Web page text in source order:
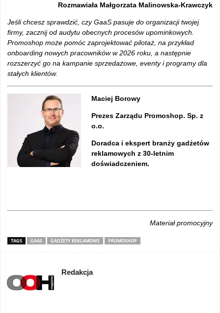
Rozmawiała Małgorzata Malinowska-Krawczyk
Jeśli chcesz sprawdzić, czy GaaS pasuje do organizacji twojej
firmy, zacznij od audytu obecnych procesów upominkowych.
Promoshop może pomóc zaprojektować pilotaż, na przykład
onboarding nowych pracowników w 2026 roku, a następnie
rozszerzyć go na kampanie sprzedażowe, eventy i programy dla
stałych klientów.
Maciej Borowy
Prezes Zarządu Promoshop. Sp. z
o.o.
Doradca i ekspert branży gadżetów
reklamowych z 30-letnim
doświadczeniem.
Materiał promocyjny
TAGS GAAS GADŻETY REKLAMOWE PROMOSHOP
Redakcja